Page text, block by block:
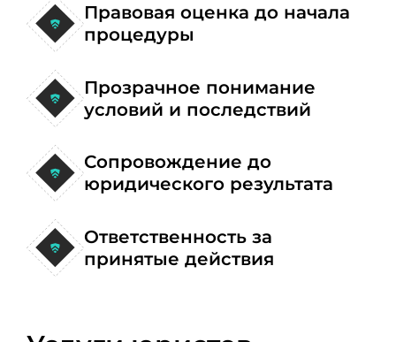
Правовая оценка до начала
процедуры
Прозрачное понимание
условий и последствий
Сопровождение до
юридического результата
Ответственность за
принятые действия